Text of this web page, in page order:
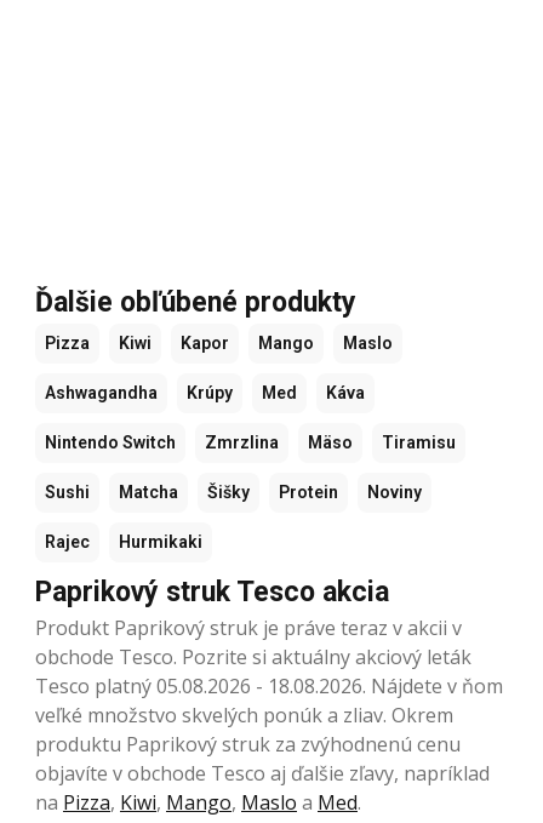
Ďalšie obľúbené produkty
Pizza Kiwi Kapor Mango Maslo
Ashwagandha Krúpy Med Káva
Nintendo Switch Zmrzlina Mäso Tiramisu
Sushi Matcha Šišky Protein Noviny
Rajec Hurmikaki
Paprikový struk Tesco akcia
Produkt Paprikový struk je práve teraz v akcii v
obchode Tesco. Pozrite si aktuálny akciový leták
Tesco platný 05.08.2026 - 18.08.2026. Nájdete v ňom
veľké množstvo skvelých ponúk a zliav. Okrem
produktu Paprikový struk za zvýhodnenú cenu
objavíte v obchode Tesco aj ďalšie zľavy, napríklad
na Pizza, Kiwi, Mango, Maslo a Med.